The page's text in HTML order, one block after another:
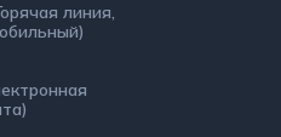
линия,